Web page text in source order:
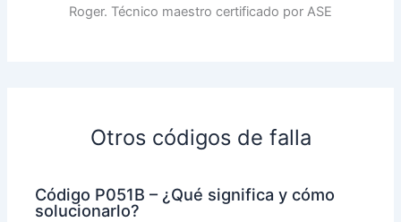
Roger. Técnico maestro certificado por ASE
Otros códigos de falla
Código P051B – ¿Qué significa y cómo
solucionarlo?